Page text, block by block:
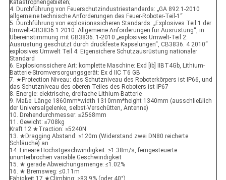
Katastrophengebieten;
4. Durchführung von Feuerschutzindustriestandards: „GA 892.1-2010
allgemeine technische Anforderungen des Feuer-Roboter-Teil-1“
5. Durchführung von explosionssicheren Standards: „Explosives Teil 1 der
Umwelt-GB3836.1 2010: Allgemeine Anforderungen für Ausrüstung“, in
Übereinstimmung mit GB3836. 1-2010 „explosives Umwelt-Teil 2:
Ausrüstung geschützt durch druckfeste Kapselungen“, CB3836. 4 2010“
explosives Umwelt Teil 4: Eigensichere Schutzausrüstung nationaler
Standard
6. Explosionssichere Art: komplette Maschine: Exd [ib] IIBT4Gb, Lithium-
Batterie-Stromversorgungsgerät: Ex d IIC T6 GB
7. ★Protection Niveau: das Schutzniveau des Roboterkörpers ist IP66, und
das Schutzniveau des oberen Teiles des Roboters ist IP67
8. Energie: elektrische, dreifache Lithium-Batterie
9. Maße: Länge 1860mm*width 1310mm*height 1340mm (ausschließlich
der Universalgelenke, selbst-Verschütten, Antenne)
10. Drehendurchmesser: ≤2568mm
11. Gewicht: ≤708kg
Kraft 12.★Traction: ≥5240N
13. ★Dragging Abstand: ≥120m (Widerstand zwei DN80 reicherte
Schläuche) an
14. Lineare Höchstgeschwindigkeit: ≥1.38m/s, ferngesteuerte
ununterbrochen variable Geschwindigkeit
15. ★ gerade Abweichungsmenge: ≤1.02%
16. ★ Bremsweg: ≤0.11m